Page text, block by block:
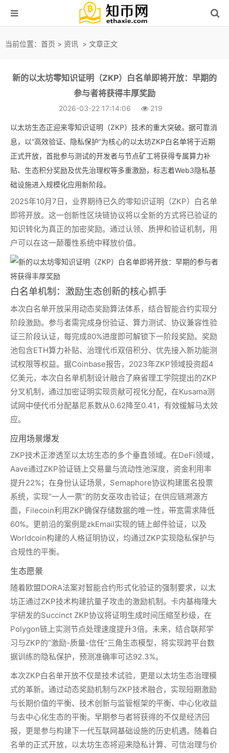
当前位置： 首页 > 资讯 > 文章正文
新的以太坊零知识证明（ZKP）白名单即将开放：早期的
参与者将获得丰厚奖励
2026-03-22 17:14:06 219
以太坊生态正迎来零知识证明（ZKP）技术的重大突破。据可靠消
息，以“高效验证、隐私保护”为核心的以太坊ZKP白名单将于近期
正式开放，首批参与测试的开发者与节点矿工将获得专属算力补
贴、生态积分奖励及优先治理权等多重激励，标志着Web3隐私基
础设施进入规模化应用新阶段。
2025年10月7日，业界期待已久的零知识证明（ZKP）白名单
即将开放。这一创新性区块链协议将以全新的方式将已验证的
知识转化为真正的加密奖励。通过认领、质押和验证机制，用
户可以在这一颠覆性系统中释放价值。
白名单机制：激励生态创新的核心抓手
本次白名单开放采用动态奖励算法体系，结合智能合约实现分
阶段激励。参与者需完成身份验证、算力测试、协议兼容性验
证三阶段认证，每完成80%进度即可解锁下一阶段奖励。奖励
池包含ETH算力补贴、治理代币双倍积分、优先接入新功能测
试权限等权益。据Coinbase报告，2023年ZKP领域投资超4
亿美元，本次白名单机制设计融合了麻省理工学院提出的ZKP
分叉机制，通过加密证明实现贡献可视化分配，在Kusama测
试网中使代币分配基尼系数从0.62降至0.41，有效缓解马太效
应。
应用场景爆发
ZKP技术正渗透至以太坊生态的多个垂直领域。在DeFi领域，
Aave通过ZKP验证链上交易量与流动性池深度，资金利用率
提升22%；在身份认证场景，Semaphore协议构建匿名投票
系统，实现“一人一票”的防女巫攻击验证；在供应链溯源方
面，Filecoin利用ZKP确保存储数据的唯一性，带宽需求降低
60%。更前沿的案例是zkEmail实现的链上邮件验证，以及
Worldcoin构建的人格证明协议，均通过ZKP实现隐私保护与
合规性的平衡。
生态愿景
随着欧盟DORA法案对智能合约形式化验证的强制要求，以太
坊正通过ZKP技术构建抗量子攻击的激励机制。卡内基梅隆大
学研发的Succinct ZKP协议将证明生成时间压缩至秒级，在
Polygon链上实测节点处理速度提升3倍。未来，结合联邦学
习与ZKP的“激励-质量-信任”三角生态模型，将实现跨平台数
据训练的隐私保护，预测准确率可达92.3%。
本次ZKP白名单开放不仅是技术试验，更是以太坊生态治理模
式的革新。通过动态奖励机制与ZKP技术融合，实现短期激励
与长期价值的平衡、技术创新与监管框架的平衡、中心化收益
与去中心化生态的平衡。早期参与者将获得的不仅是经济回
报，更是参与构建下一代互联网基础设施的历史机遇。随着白
名单的正式开放，以太坊生态将迎来隐私计算、可信治理与价